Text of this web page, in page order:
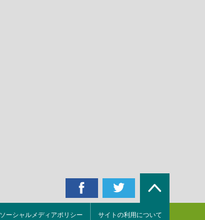
ソーシャルメディアポリシー サイトの利用について